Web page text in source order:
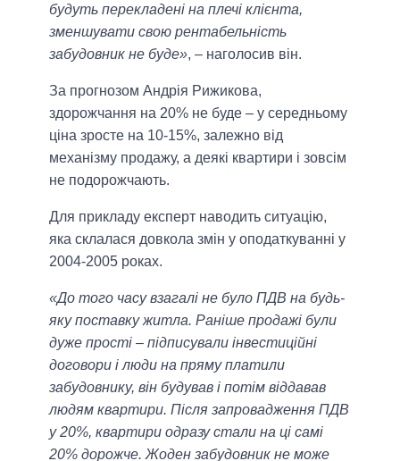
будуть перекладені на плечі клієнта,
зменшувати свою рентабельність
забудовник не буде», – наголосив він.
За прогнозом Андрія Рижикова,
здорожчання на 20% не буде – у середньому
ціна зросте на 10-15%, залежно від
механізму продажу, а деякі квартири і зовсім
не подорожчають.
Для прикладу експерт наводить ситуацію,
яка склалася довкола змін у оподаткуванні у
2004-2005 роках.
«До того часу взагалі не було ПДВ на будь-
яку поставку житла. Раніше продажі були
дуже прості – підписували інвестиційні
договори і люди на пряму платили
забудовнику, він будував і потім віддавав
людям квартири. Після запровадження ПДВ
у 20%, квартири одразу стали на ці самі
20% дорожче. Жоден забудовник не може